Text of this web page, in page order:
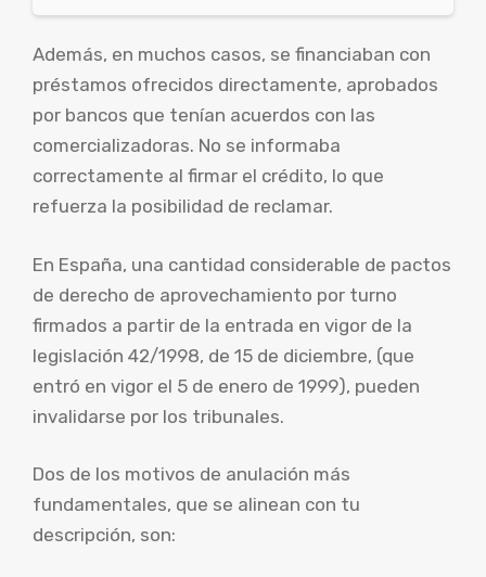
Además, en muchos casos, se financiaban con
préstamos ofrecidos directamente, aprobados
por bancos que tenían acuerdos con las
comercializadoras. No se informaba
correctamente al firmar el crédito, lo que
refuerza la posibilidad de reclamar.
En España, una cantidad considerable de pactos
de derecho de aprovechamiento por turno
firmados a partir de la entrada en vigor de la
legislación 42/1998, de 15 de diciembre, (que
entró en vigor el 5 de enero de 1999), pueden
invalidarse por los tribunales.
Dos de los motivos de anulación más
fundamentales, que se alinean con tu
descripción, son: